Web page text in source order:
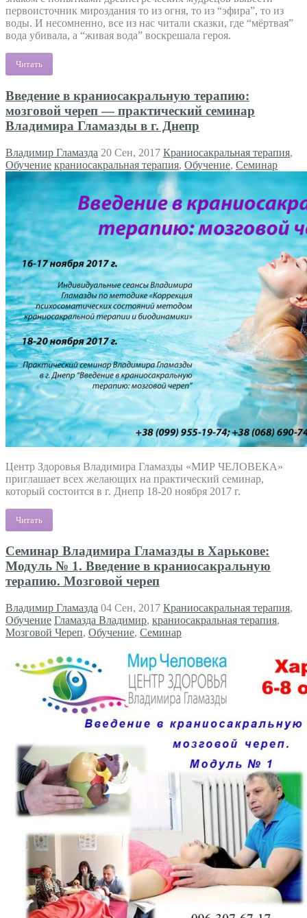
первоисточник мироздания то из огня, то из “эфира”, то из
воды. И несомненно, все из нас читали сказки, где “мёртвая”
вода убивала, а “живая вода” воскрешала героя.
Читать
Введение в краниосакральную терапию:
мозговой череп — практический семинар
Владимира Гламазды в г. Днепр
Владимир Гламазда 20 Сен, 2017 Краниосакральная терапия,
Обучение краниосакральная терапия, Обучение, Семинар
Центр Здоровья Владимира Гламазды «МИР ЧЕЛОВЕКА»
приглашает всех желающих на практический семинар,
который состоится в г. Днепр 18-20 ноября 2017 г.
Читать
Семинар Владимира Гламазды в Харькове:
Модуль № 1. Введение в краниосакральную
терапию. Мозговой череп
Владимир Гламазда 04 Сен, 2017 Краниосакральная терапия,
Обучение Гламазда Владимир, краниосакральная терапия,
Мозговой Череп, Обучение, Семинар